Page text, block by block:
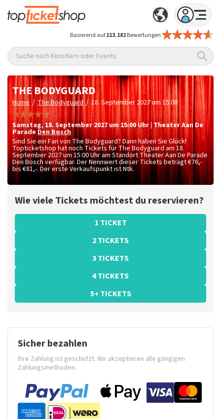
Basierend auf113.182Bewertungen
Suche nach Künstlern oder Events
THE BODYGUARD
Home / The Bodyguard / 18. September 2027 um 15:00
Samstag, 18. September 2027 um 15:00Uhr Theater Aan De
Parade Den Bosch
Sind Sie ein Fan von The Bodyguard? Dann haben Sie Glück!
Topticketshop hat noch Tickets für The Bodyguard am 18.
September 2027 um 15:00 Uhr am Standort Theater Aan De Parade
Den Bosch verfügbar. Der Nennwert dieser Tickets beträgt€76,-
bis €81,-. Der erste Verkaufspunkt ist Ntk.
Wie viele Tickets möchtest du reservieren?
1 TICKET
2 TICKETS
3 TICKETS
4 TICKETS
5+ TICKETS
Sicher bezahlen
Ihre Zahlung ist geschützt. Wir akzeptieren alle gängigen
Zahlungsmethoden.